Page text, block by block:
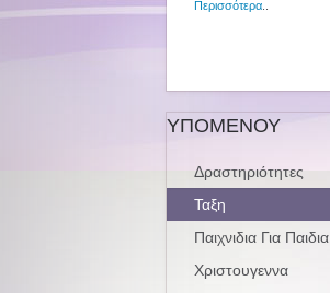
Περισσότερα
ΥΠΟΜΕΝΟΥ
Δραστηριότητες
Ταξη
Παιχνιδια Για Παιδια
Χριστουγεννα